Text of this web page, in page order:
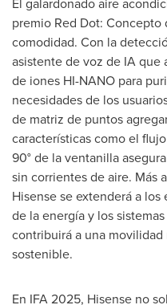
premio Red Dot:
comodidad. Con la
asistente de voz de IA que
de iones HI-NANO para
necesidades de los
de matriz de puntos
características como el
90° de la ventanilla
sin corrientes de aire. Más
Hisense se extenderá a
de la energía y los
contribuirá a una
sostenible.
En IFA 2025, Hisense no